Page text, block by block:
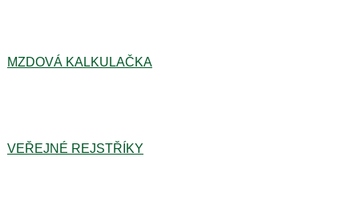
MZDOVÁ KALKULAČKA
VEŘEJNÉ REJSTŘÍKY